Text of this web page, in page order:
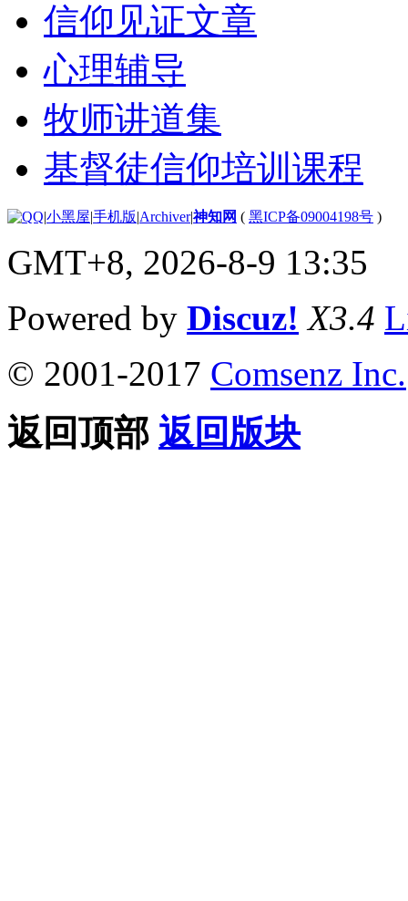
信仰见证文章
心理辅导
牧师讲道集
基督徒信仰培训课程
|小黑屋|手机版|Archiver|神知网 ( 黑ICP备09004198号 )
GMT+8, 2026-8-9 13:35
Powered by Discuz! X3.4
© 2001-2017 Comsenz Inc.
返回顶部 返回版块